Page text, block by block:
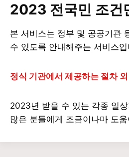
2023 전국민 조건
본 서비스는 정부 및 공공기관
수 있도록 안내해주는 서비스
정식 기관에서 제공하는 절차
2023년 받을 수 있는 각종 일
많은 분들에게 조금이나마 도